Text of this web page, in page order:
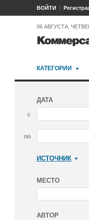
ВОЙТИ
06 АВГУСТА,
КАТЕГОРИИ
ДАТА
с
по
ИСТОЧНИК
МЕСТО
АВТОР